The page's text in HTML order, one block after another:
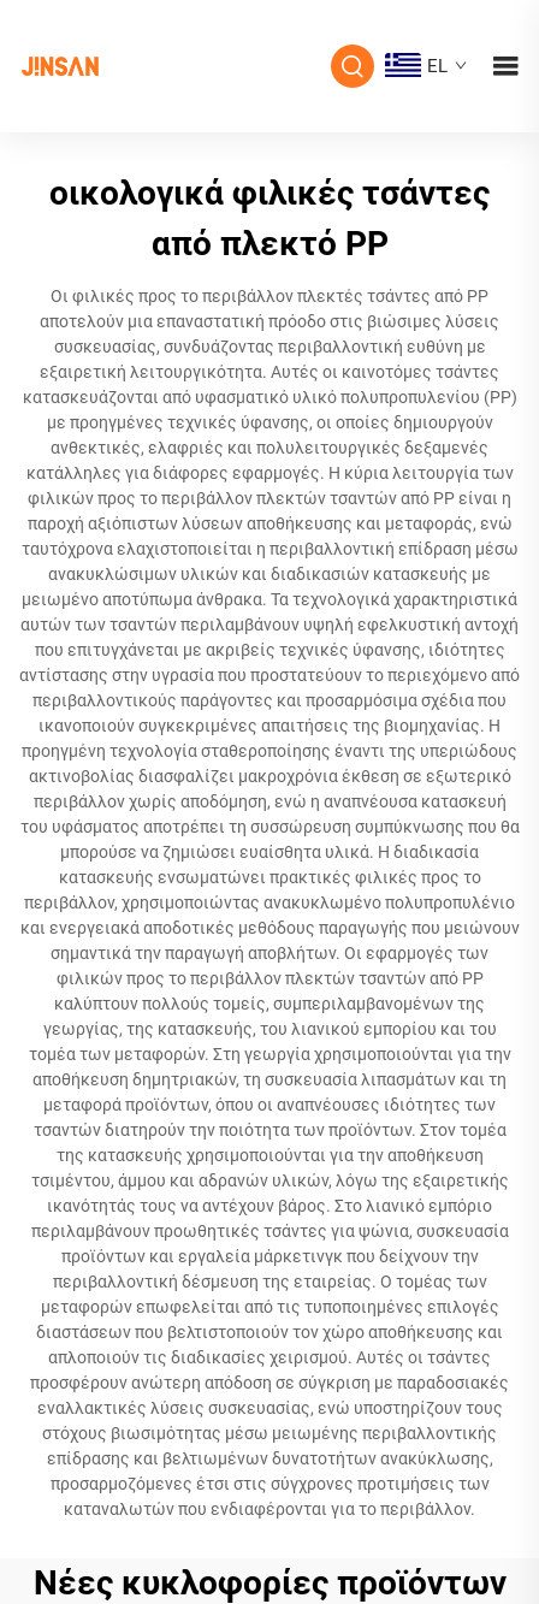
EL
οικολογικά φιλικές τσάντες
από πλεκτό PP
Οι φιλικές προς το περιβάλλον πλεκτές τσάντες από PP
αποτελούν μια επαναστατική πρόοδο στις βιώσιμες λύσεις
συσκευασίας, συνδυάζοντας περιβαλλοντική ευθύνη με
εξαιρετική λειτουργικότητα. Αυτές οι καινοτόμες τσάντες
κατασκευάζονται από υφασματικό υλικό πολυπροπυλενίου (PP)
με προηγμένες τεχνικές ύφανσης, οι οποίες δημιουργούν
ανθεκτικές, ελαφριές και πολυλειτουργικές δεξαμενές
κατάλληλες για διάφορες εφαρμογές. Η κύρια λειτουργία των
φιλικών προς το περιβάλλον πλεκτών τσαντών από PP είναι η
παροχή αξιόπιστων λύσεων αποθήκευσης και μεταφοράς, ενώ
ταυτόχρονα ελαχιστοποιείται η περιβαλλοντική επίδραση μέσω
ανακυκλώσιμων υλικών και διαδικασιών κατασκευής με
μειωμένο αποτύπωμα άνθρακα. Τα τεχνολογικά χαρακτηριστικά
αυτών των τσαντών περιλαμβάνουν υψηλή εφελκυστική αντοχή
που επιτυγχάνεται με ακριβείς τεχνικές ύφανσης, ιδιότητες
αντίστασης στην υγρασία που προστατεύουν το περιεχόμενο από
περιβαλλοντικούς παράγοντες και προσαρμόσιμα σχέδια που
ικανοποιούν συγκεκριμένες απαιτήσεις της βιομηχανίας. Η
προηγμένη τεχνολογία σταθεροποίησης έναντι της υπεριώδους
ακτινοβολίας διασφαλίζει μακροχρόνια έκθεση σε εξωτερικό
περιβάλλον χωρίς αποδόμηση, ενώ η αναπνέουσα κατασκευή
του υφάσματος αποτρέπει τη συσσώρευση συμπύκνωσης που θα
μπορούσε να ζημιώσει ευαίσθητα υλικά. Η διαδικασία
κατασκευής ενσωματώνει πρακτικές φιλικές προς το
περιβάλλον, χρησιμοποιώντας ανακυκλωμένο πολυπροπυλένιο
και ενεργειακά αποδοτικές μεθόδους παραγωγής που μειώνουν
σημαντικά την παραγωγή αποβλήτων. Οι εφαρμογές των
φιλικών προς το περιβάλλον πλεκτών τσαντών από PP
καλύπτουν πολλούς τομείς, συμπεριλαμβανομένων της
γεωργίας, της κατασκευής, του λιανικού εμπορίου και του
τομέα των μεταφορών. Στη γεωργία χρησιμοποιούνται για την
αποθήκευση δημητριακών, τη συσκευασία λιπασμάτων και τη
μεταφορά προϊόντων, όπου οι αναπνέουσες ιδιότητες των
τσαντών διατηρούν την ποιότητα των προϊόντων. Στον τομέα
της κατασκευής χρησιμοποιούνται για την αποθήκευση
τσιμέντου, άμμου και αδρανών υλικών, λόγω της εξαιρετικής
ικανότητάς τους να αντέχουν βάρος. Στο λιανικό εμπόριο
περιλαμβάνουν προωθητικές τσάντες για ψώνια, συσκευασία
προϊόντων και εργαλεία μάρκετινγκ που δείχνουν την
περιβαλλοντική δέσμευση της εταιρείας. Ο τομέας των
μεταφορών επωφελείται από τις τυποποιημένες επιλογές
διαστάσεων που βελτιστοποιούν τον χώρο αποθήκευσης και
απλοποιούν τις διαδικασίες χειρισμού. Αυτές οι τσάντες
προσφέρουν ανώτερη απόδοση σε σύγκριση με παραδοσιακές
εναλλακτικές λύσεις συσκευασίας, ενώ υποστηρίζουν τους
στόχους βιωσιμότητας μέσω μειωμένης περιβαλλοντικής
επίδρασης και βελτιωμένων δυνατοτήτων ανακύκλωσης,
προσαρμοζόμενες έτσι στις σύγχρονες προτιμήσεις των
καταναλωτών που ενδιαφέρονται για το περιβάλλον.
Νέες κυκλοφορίες προϊόντων